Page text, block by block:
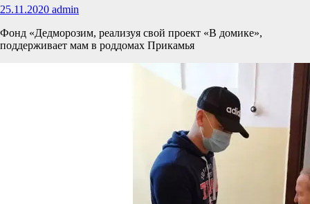
25.11.2020 admin
Фонд «Дедморозим, реализуя свой проект «В домике»,
поддерживает мам в роддомах Прикамья